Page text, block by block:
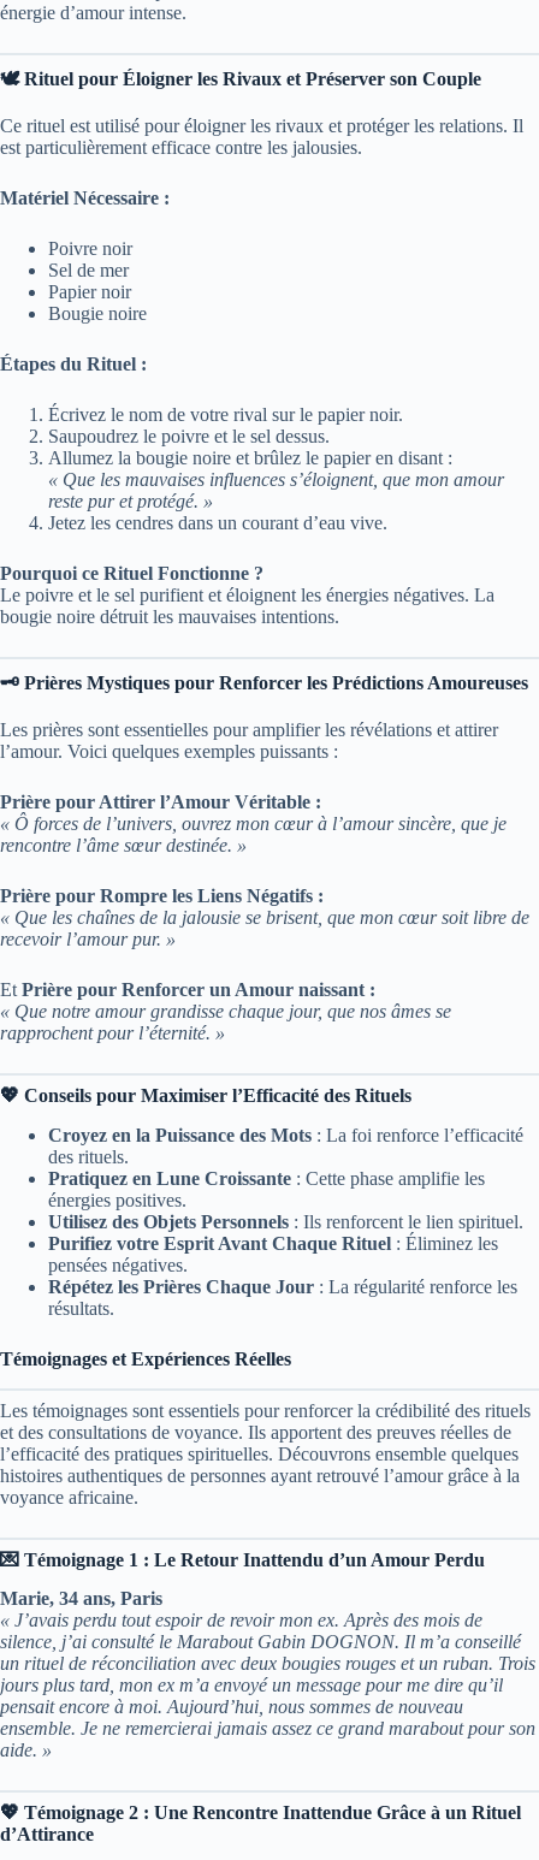
énergie d’amour intense.
🕊️ Rituel pour Éloigner les Rivaux et Préserver son Couple
Ce rituel est utilisé pour éloigner les rivaux et protéger les relations. Il
est particulièrement efficace contre les jalousies.
Matériel Nécessaire :
Poivre noir
Sel de mer
Papier noir
Bougie noire
Étapes du Rituel :
Écrivez le nom de votre rival sur le papier noir.
Saupoudrez le poivre et le sel dessus.
Allumez la bougie noire et brûlez le papier en disant :
« Que les mauvaises influences s’éloignent, que mon amour
reste pur et protégé. »
Jetez les cendres dans un courant d’eau vive.
Pourquoi ce Rituel Fonctionne ?
Le poivre et le sel purifient et éloignent les énergies négatives. La
bougie noire détruit les mauvaises intentions.
🗝️ Prières Mystiques pour Renforcer les Prédictions Amoureuses
Les prières sont essentielles pour amplifier les révélations et attirer
l’amour. Voici quelques exemples puissants :
Prière pour Attirer l’Amour Véritable :
« Ô forces de l’univers, ouvrez mon cœur à l’amour sincère, que je
rencontre l’âme sœur destinée. »
Prière pour Rompre les Liens Négatifs :
« Que les chaînes de la jalousie se brisent, que mon cœur soit libre de
recevoir l’amour pur. »
Et Prière pour Renforcer un Amour naissant :
« Que notre amour grandisse chaque jour, que nos âmes se
rapprochent pour l’éternité. »
💖 Conseils pour Maximiser l’Efficacité des Rituels
Croyez en la Puissance des Mots : La foi renforce l’efficacité
des rituels.
Pratiquez en Lune Croissante : Cette phase amplifie les
énergies positives.
Utilisez des Objets Personnels : Ils renforcent le lien spirituel.
Purifiez votre Esprit Avant Chaque Rituel : Éliminez les
pensées négatives.
Répétez les Prières Chaque Jour : La régularité renforce les
résultats.
Témoignages et Expériences Réelles
Les témoignages sont essentiels pour renforcer la crédibilité des rituels
et des consultations de voyance. Ils apportent des preuves réelles de
l’efficacité des pratiques spirituelles. Découvrons ensemble quelques
histoires authentiques de personnes ayant retrouvé l’amour grâce à la
voyance africaine.
💌 Témoignage 1 : Le Retour Inattendu d’un Amour Perdu
Marie, 34 ans, Paris
« J’avais perdu tout espoir de revoir mon ex. Après des mois de
silence, j’ai consulté le Marabout Gabin DOGNON. Il m’a conseillé
un rituel de réconciliation avec deux bougies rouges et un ruban. Trois
jours plus tard, mon ex m’a envoyé un message pour me dire qu’il
pensait encore à moi. Aujourd’hui, nous sommes de nouveau
ensemble. Je ne remercierai jamais assez ce grand marabout pour son
aide. »
💖 Témoignage 2 : Une Rencontre Inattendue Grâce à un Rituel
d’Attirance